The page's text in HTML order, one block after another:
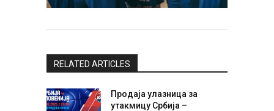
RELATED ARTICLES
Продаја улазница за
утакмицу Србија –